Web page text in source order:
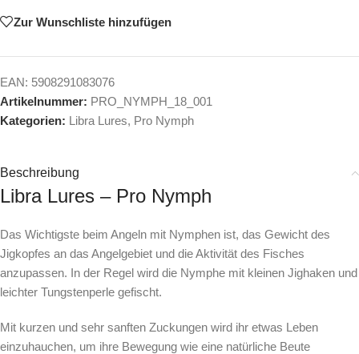
Zur Wunschliste hinzufügen
EAN: 5908291083076
Artikelnummer: PRO_NYMPH_18_001
Kategorien: Libra Lures, Pro Nymph
Beschreibung
Libra Lures – Pro Nymph
Das Wichtigste beim Angeln mit Nymphen ist, das Gewicht des
Jigkopfes an das Angelgebiet und die Aktivität des Fisches
anzupassen. In der Regel wird die Nymphe mit kleinen Jighaken und
leichter Tungstenperle gefischt.
Mit kurzen und sehr sanften Zuckungen wird ihr etwas Leben
einzuhauchen, um ihre Bewegung wie eine natürliche Beute